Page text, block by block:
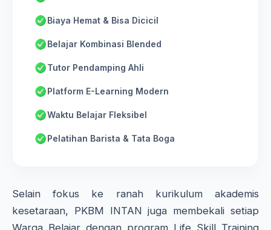
Biaya Hemat & Bisa Dicicil
Belajar Kombinasi Blended
Tutor Pendamping Ahli
Platform E-Learning Modern
Waktu Belajar Fleksibel
Pelatihan Barista & Tata Boga
Selain fokus ke ranah kurikulum akademis
kesetaraan, PKBM INTAN juga membekali setiap
Warga Belajar dengan program Life Skill Training